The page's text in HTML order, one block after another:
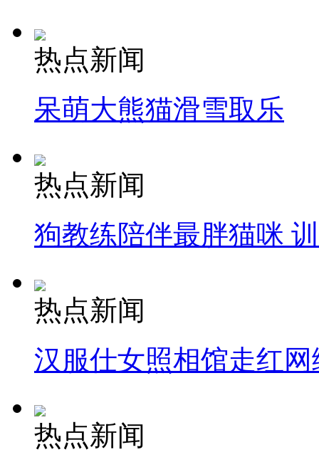
热点新闻
呆萌大熊猫滑雪取乐
热点新闻
狗教练陪伴最胖猫咪
热点新闻
汉服仕女照相馆走红网
热点新闻